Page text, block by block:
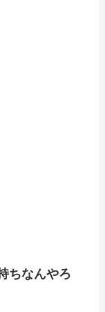
ちなんやろ